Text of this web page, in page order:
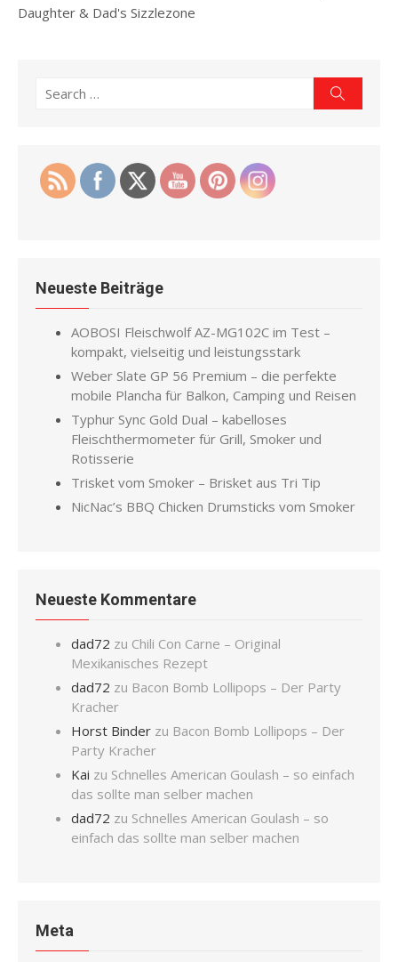
Daughter & Dad's Sizzlezone
Search
Neueste Beiträge
AOBOSI Fleischwolf AZ-MG102C im Test –
kompakt, vielseitig und leistungsstark
Weber Slate GP 56 Premium – die perfekte
mobile Plancha für Balkon, Camping und Reisen
Typhur Sync Gold Dual – kabelloses
Fleischthermometer für Grill, Smoker und
Rotisserie
Trisket vom Smoker – Brisket aus Tri Tip
NicNac’s BBQ Chicken Drumsticks vom Smoker
Neueste Kommentare
dad72 zu Chili Con Carne – Original
Mexikanisches Rezept
dad72 zu Bacon Bomb Lollipops – Der Party
Kracher
Horst Binder zu Bacon Bomb Lollipops – Der
Party Kracher
Kai zu Schnelles American Goulash – so einfach
das sollte man selber machen
dad72 zu Schnelles American Goulash – so
einfach das sollte man selber machen
Meta